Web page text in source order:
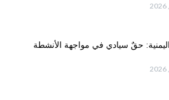
اليمنية: حقٌ سيادي في مواجهة الأنشطة